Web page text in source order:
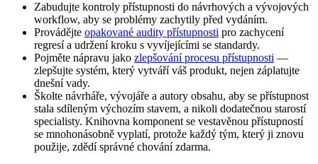
Zabudujte kontroly přístupnosti do návrhových a vývojových
workflow, aby se problémy zachytily před vydáním.
Provádějte opakované audity přístupnosti pro zachycení
regresí a udržení kroku s vyvíjejícími se standardy.
Pojměte nápravu jako zlepšování procesu přístupnosti —
zlepšujte systém, který vytváří váš produkt, nejen záplatujte
dnešní vady.
Školte návrháře, vývojáře a autory obsahu, aby se přístupnost
stala sdíleným výchozím stavem, a nikoli dodatečnou starostí
specialisty. Knihovna komponent se vestavěnou přístupností
se mnohonásobně vyplatí, protože každý tým, který ji znovu
použije, zdědí správné chování zdarma.